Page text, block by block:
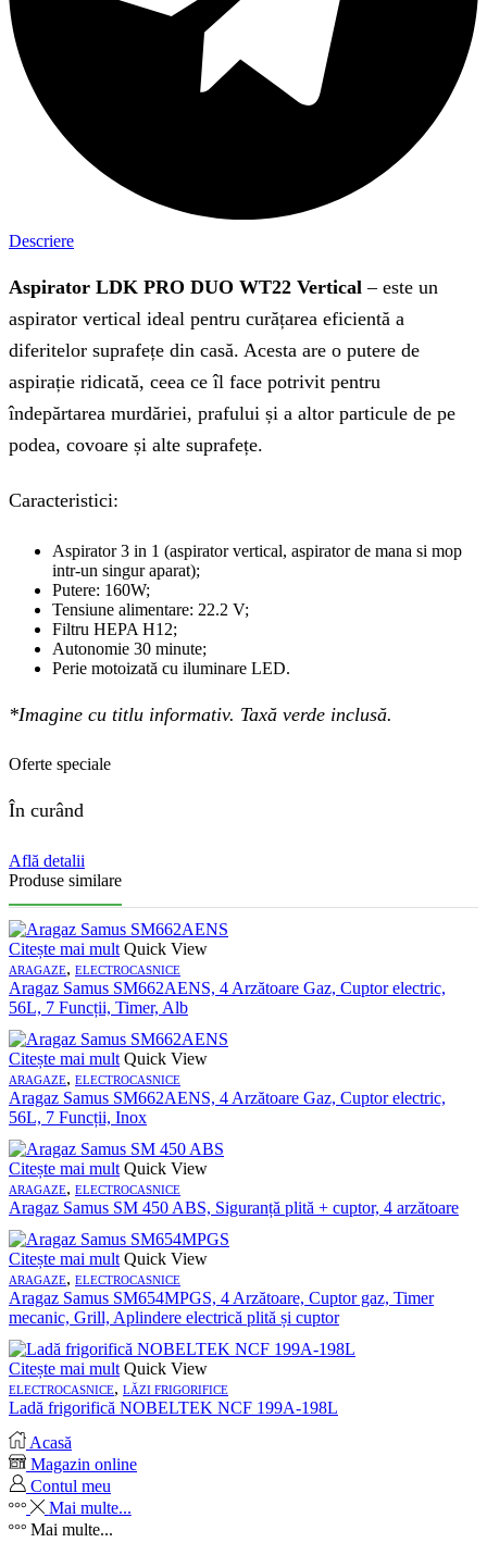
Descriere
Aspirator LDK PRO DUO WT22 Vertical – este un
aspirator vertical ideal pentru curățarea eficientă a
diferitelor suprafețe din casă. Acesta are o putere de
aspirație ridicată, ceea ce îl face potrivit pentru
îndepărtarea murdăriei, prafului și a altor particule de pe
podea, covoare și alte suprafețe.
Caracteristici:
Aspirator 3 in 1 (aspirator vertical, aspirator de mana si mop
intr-un singur aparat);
Putere: 160W;
Tensiune alimentare: 22.2 V;
Filtru HEPA H12;
Autonomie 30 minute;
Perie motoizată cu iluminare LED.
*Imagine cu titlu informativ. Taxă verde inclusă.
Oferte speciale
În curând
Află detalii
Produse similare
Citește mai mult Quick View
ARAGAZE, ELECTROCASNICE
Aragaz Samus SM662AENS, 4 Arzătoare Gaz, Cuptor electric,
56L, 7 Funcții, Timer, Alb
Citește mai mult Quick View
ARAGAZE, ELECTROCASNICE
Aragaz Samus SM662AENS, 4 Arzătoare Gaz, Cuptor electric,
56L, 7 Funcții, Inox
Citește mai mult Quick View
ARAGAZE, ELECTROCASNICE
Aragaz Samus SM 450 ABS, Siguranță plită + cuptor, 4 arzătoare
Citește mai mult Quick View
ARAGAZE, ELECTROCASNICE
Aragaz Samus SM654MPGS, 4 Arzătoare, Cuptor gaz, Timer
mecanic, Grill, Aplindere electrică plită și cuptor
Citește mai mult Quick View
ELECTROCASNICE, LĂZI FRIGORIFICE
Ladă frigorifică NOBELTEK NCF 199A-198L
Acasă
Magazin online
Contul meu
Mai multe...
Mai multe...